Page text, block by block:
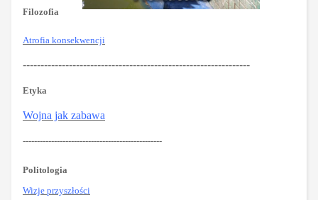
Filozofia
Atrofia konsekwencji
----------------------------------------------------------------
Etyka
Wojna jak zabawa
-------------------------------------------------
Politologia
Wizje przyszłości